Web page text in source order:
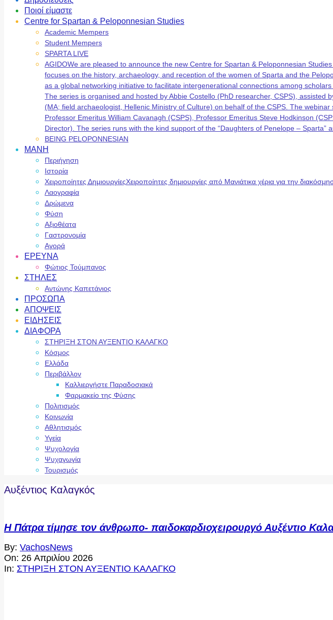
Ποιοί είμαστε
Centre for Spartan & Peloponnesian Studies
Academic Mempers
Student Mempers
SPARTA LIVE
AGIDOWe are pleased to announce the new Centre for Spartan & Peloponnesian
focuses on the history, archaeology, and reception of the women of Sparta and the
as a global networking initiative to facilitate intergenerational connections among
The series is organised and hosted by Abbie Costello (PhD researcher, CSPS),
(MA; field archaeologist, Hellenic Ministry of Culture) on behalf of the CSPS. The
Professor Emeritus William Cavanagh (CSPS), Professor Emeritus Steve Hodkinson
Director). The series runs with the kind support of the “Daughters of Penelope – Sparta”
BEING PELOPONNESIAN
ΜΑΝΗ
Περιήγηση
Ιστορία
Χειροποίητες ΔημιουργίεςΧειροποίητες δημιουργίες από Μανιάτικα χέρια για την
Λαογραφία
Δρώμενα
Φύση
Αξιοθέατα
Γαστρονομία
Αγορά
ΕΡΕΥΝΑ
Φώτιος Τούμπανος
ΣΤΗΛΕΣ
Αντώνης Καπετάνιος
ΠΡΟΣΩΠΑ
ΑΠΟΨΕΙΣ
ΕΙΔΗΣΕΙΣ
ΔΙΑΦΟΡΑ
ΣΤΗΡΙΞΗ ΣΤΟΝ ΑΥΞΕΝΤΙΟ ΚΑΛΑΓΚΟ
Κόσμος
Ελλάδα
Περιβάλλον
Καλλιεργήστε Παραδοσιακά
Φαρμακείο της Φύσης
Πολιτισμός
Κοινωνία
Αθλητισμός
Υγεία
Ψυχολογία
Ψυχαγωγία
Τουρισμός
Αυξέντιος Καλαγκός
Η Πάτρα τίμησε τον άνθρωπο- παιδοκαρδιοχειρουργό Αυξέντιο
2026-
04-
26
By: VachosNews
On: 26 Απριλίου 2026
In: ΣΤΗΡΙΞΗ ΣΤΟΝ ΑΥΞΕΝΤΙΟ ΚΑΛΑΓΚΟ